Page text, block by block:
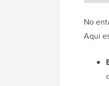
No
Aqui